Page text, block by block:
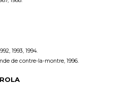
1993, 1994.
de contre-la-montre, 1996.